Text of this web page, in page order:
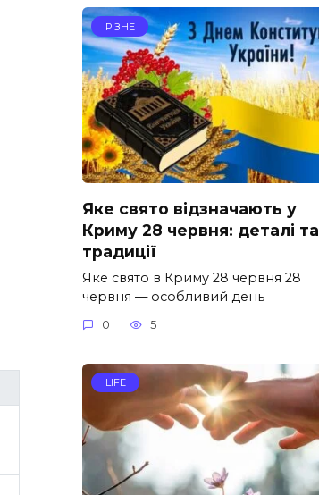
РІЗНЕ
Яке свято відзначають у
Криму 28 червня: деталі та
традиції
Яке свято в Криму 28 червня 28
червня — особливий день
0 5
LIFE